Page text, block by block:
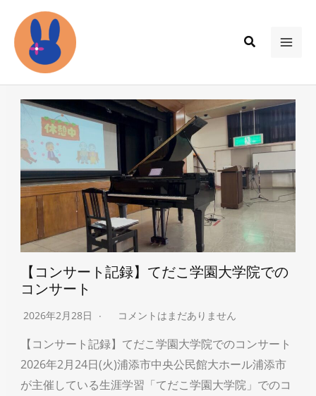
検
【コンサート記録】てだこ学園大学院での
コンサート
2026年2月28日 コメントはまだありません
【コンサート記録】てだこ学園大学院でのコンサート
2026年2月24日(火)浦添市中央公民館大ホール浦添市
が主催している生涯学習「てだこ学園大学院」でのコ